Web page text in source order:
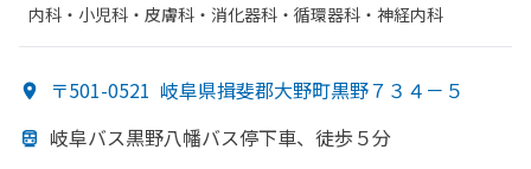
内科・​小児科・​皮膚科・​消化器科・​循環器科・​神経内科
〒501-0521 岐阜県揖斐郡大野町黒野７３４－５
岐阜バス黒野八幡バス停下車、 徒歩５分